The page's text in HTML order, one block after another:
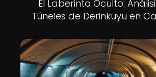
El Laberinto Oculto:
Túneles de Derinkuyu en